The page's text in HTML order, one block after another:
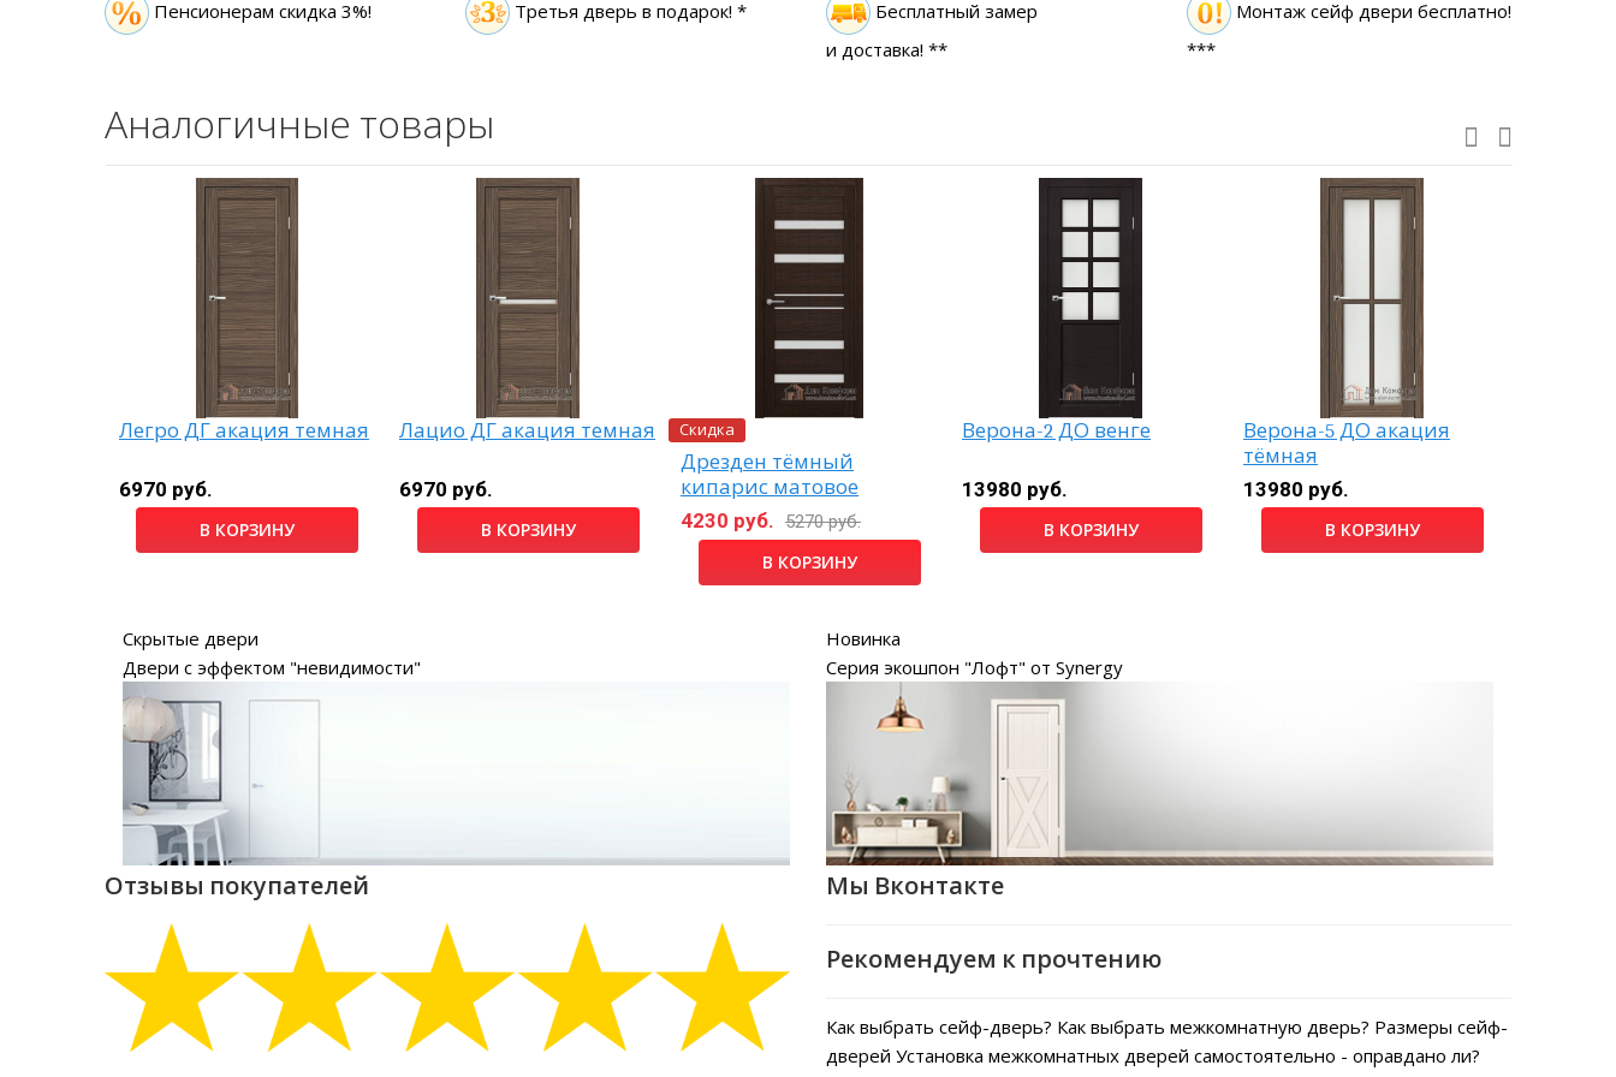
Пенсионерам скидка 3%! Третья дверь в подарок! *
Бесплатный замер
и доставка! **
Монтаж сейф двери бесплатно!
***
Аналогичные товары
Легро ДГ акация темная
6970 руб.
В КОРЗИНУ
Лацио ДГ акация темная
6970 руб.
В КОРЗИНУ
Скидка
Дрезден тёмный
кипарис матовое
4230 руб. 5270 руб.
В КОРЗИНУ
Верона-2 ДО венге
13980 руб.
В КОРЗИНУ
Верона-5 ДО акация
тёмная
13980 руб.
В КОРЗИНУ
Скрытые двери
Двери с эффектом "невидимости"
Новинка
Серия экошпон "Лофт" от Synergy
Отзывы покупателей Мы Вконтакте
Рекомендуем к прочтению
Как выбрать сейф-дверь? Как выбрать межкомнатную дверь? Размеры сейф-
дверей Установка межкомнатных дверей самостоятельно - оправдано ли?